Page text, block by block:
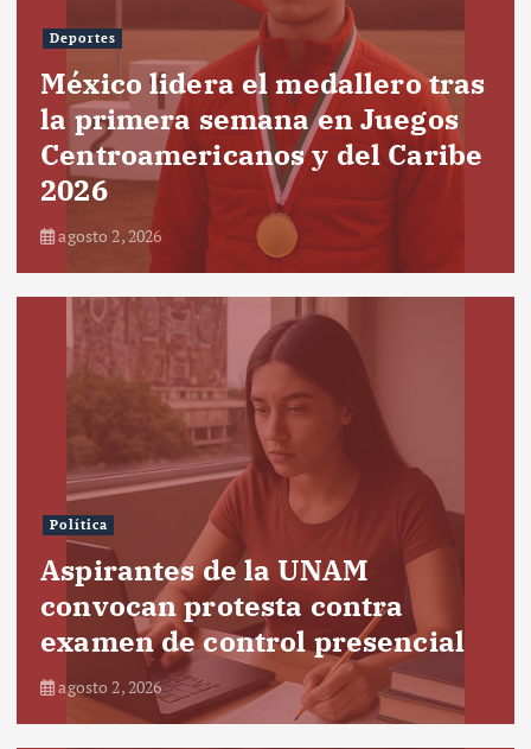
Deportes
México lidera el medallero tras
la primera semana en Juegos
Centroamericanos y del Caribe
2026
agosto 2, 2026
Política
Aspirantes de la UNAM
convocan protesta contra
examen de control presencial
agosto 2, 2026